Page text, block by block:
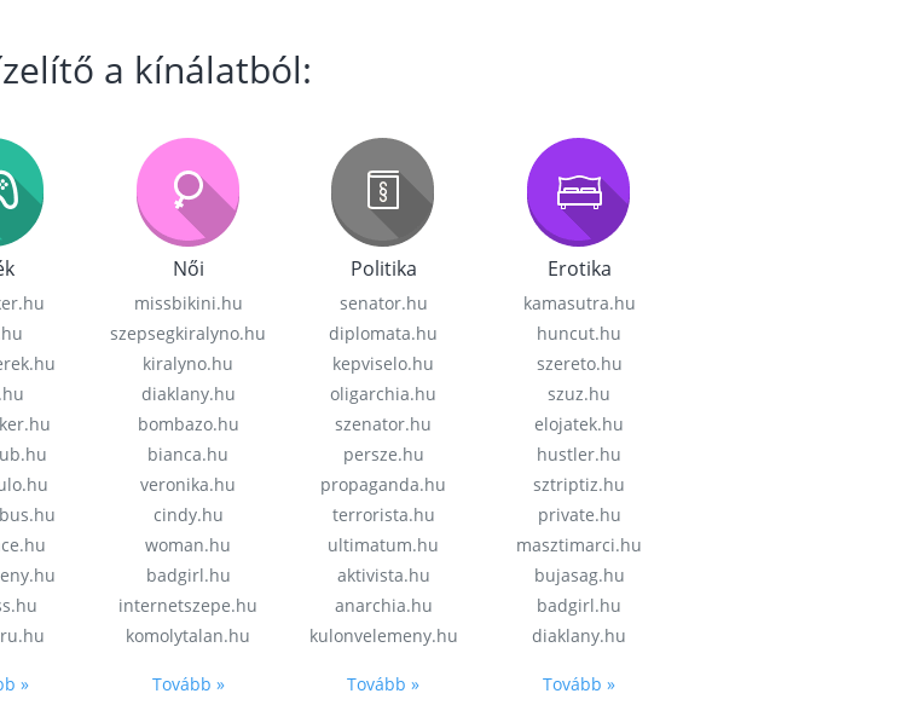
a kínálatból:
»
Női
missbikini.hu
szepsegkiralyno.hu
kiralyno.hu
diaklany.hu
bombazo.hu
bianca.hu
veronika.hu
cindy.hu
woman.hu
badgirl.hu
internetszepe.hu
komolytalan.hu
Tovább »
Politika
senator.hu
diplomata.hu
kepviselo.hu
oligarchia.hu
szenator.hu
persze.hu
propaganda.hu
terrorista.hu
ultimatum.hu
aktivista.hu
anarchia.hu
kulonvelemeny.hu
Tovább »
Erotika
kamasutra.hu
huncut.hu
szereto.hu
szuz.hu
elojatek.hu
hustler.hu
sztriptiz.hu
private.hu
masztimarci.hu
bujasag.hu
badgirl.hu
diaklany.hu
Tovább »